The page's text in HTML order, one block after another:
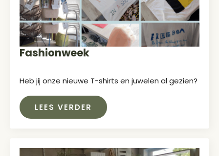
Fashionweek
Heb jij onze nieuwe T-shirts en juwelen al gezien?
LEES VERDER